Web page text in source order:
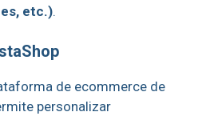
etc.).
de ecommerce de
personalizar